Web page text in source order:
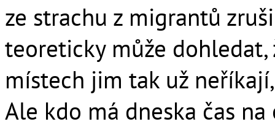
ze strachu z migrantů
teoreticky může dohledat,
místech jim tak už
Ale kdo má dneska čas